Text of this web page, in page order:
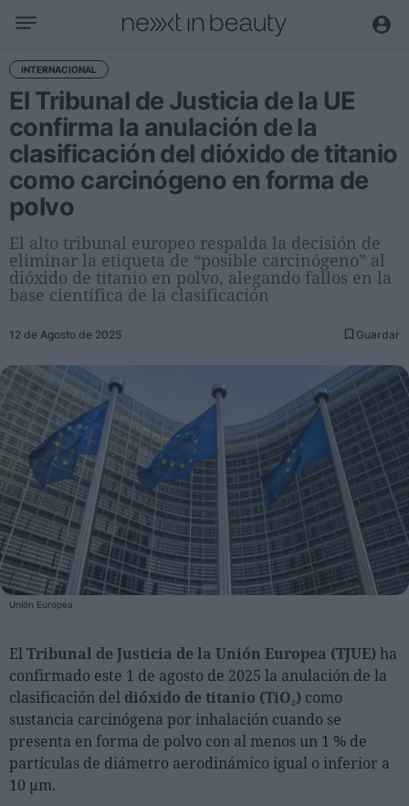
Negocio
Editorial
Actualidad
Economía y sector
Nombramientos
Entrevistas a directivos
Tendencias
Internacional
Digitalización
Sostenibilidad
Personas
Moda y Lujo
Lanzamientos
Cosmética
Proveedores
Estética
Salud
Moda
Lujo
Eventos
Agenda de actividades
INTERNACIONAL
El Tribunal de Justicia de la UE
confirma la anulación de la
clasificación del dióxido de titanio
como carcinógeno en forma de
polvo
El alto tribunal europeo respalda la decisión de
eliminar la etiqueta de “posible carcinógeno” al
dióxido de titanio en polvo, alegando fallos en la
base científica de la clasificación
12 de Agosto de 2025 Guardar
Unión Europea
ElTribunal de Justicia de la Unión Europea (TJUE)ha
confirmado este 1 de agosto de 2025 la anulación de la
clasificación del dióxido de titanio (TiO₂) como
sustancia carcinógena por inhalación cuando se
presenta en forma de polvo con al menos un 1 % de
partículas de diámetro aerodinámico igual o inferior a
10 µm.